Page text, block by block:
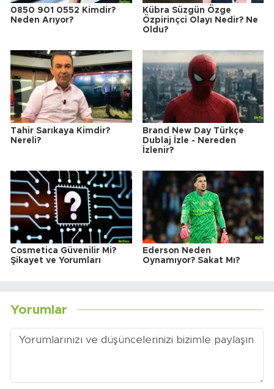
0850 901 0552 Kimdir?
Neden Arıyor?
Kübra Süzgün Özge
Özpirinçci Olayı Nedir? Ne
Oldu?
Tahir Sarıkaya Kimdir?
Nereli?
Brand New Day Türkçe
Dublaj İzle - Nereden
İzlenir?
Cosmetica Güvenilir Mi?
Şikayet ve Yorumları
Ederson Neden
Oynamıyor? Sakat Mı?
Yorumlar